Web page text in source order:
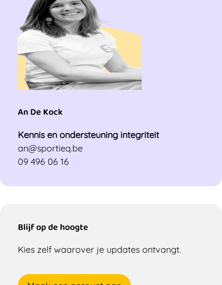
An De Kock
Kennis en ondersteuning integriteit
an@sportieq.be
09 496 06 16
Blijf op de hoogte
Kies zelf waarover je updates ontvangt.